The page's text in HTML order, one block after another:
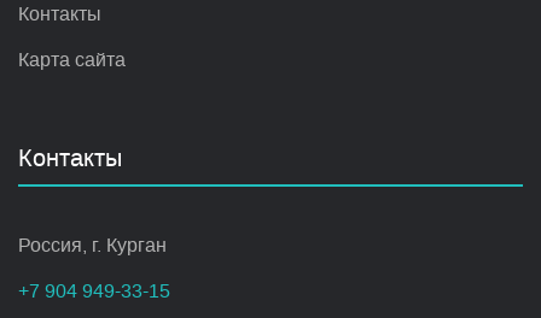
Контакты
Карта сайта
Контакты
Россия, г. Курган
+7 904 949-33-15